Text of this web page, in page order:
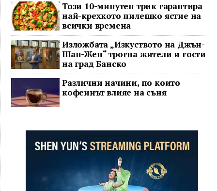
Този 10-минутен трик гарантира
най-крехкото пилешко ястие на
всички времена
Изложбата „Изкуството на Джън-
Шан-Жен“ трогна жители и гости
на град Банско
Различни начини, по които
кофеинът влияе на съня